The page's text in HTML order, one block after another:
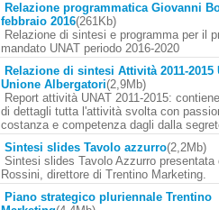
Relazione programmatica Giovanni
febbraio 2016(261Kb)
Relazione di sintesi e programma per il
mandato UNAT periodo 2016-2020
Relazione di sintesi Attività 2011-2015
Unione Albergatori(2,9Mb)
Report attività UNAT 2011-2015:
di dettagli tutta l'attività svolta con
costanza e competenza dagli dalla
Sintesi slides Tavolo azzurro(2,2Mb)
Sintesi slides Tavolo Azzurro presentata
Rossini, direttore di Trentino Marketing.
Piano strategico pluriennale Trentino